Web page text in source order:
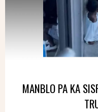
MANBLO PA KA